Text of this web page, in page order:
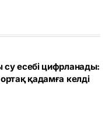
есебі цифрланады:
қадамға келді